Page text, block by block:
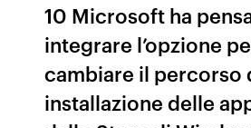
10 Microsoft ha
integrare l’opzione
cambiare il percorso
installazione delle